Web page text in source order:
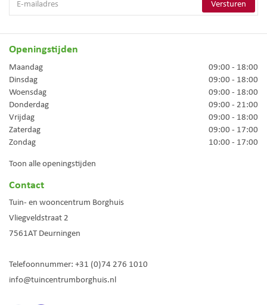
Openingstijden
Maandag
09:00 - 18:00
Dinsdag
09:00 - 18:00
Woensdag
09:00 - 18:00
Donderdag
09:00 - 21:00
Vrijdag
09:00 - 18:00
Zaterdag
09:00 - 17:00
Zondag
10:00 - 17:00
Toon alle openingstijden
Contact
Tuin- en wooncentrum Borghuis
Vliegveldstraat 2
7561AT Deurningen
Telefoonnummer: +31 (0)74 276 1010
info@tuincentrumborghuis.nl